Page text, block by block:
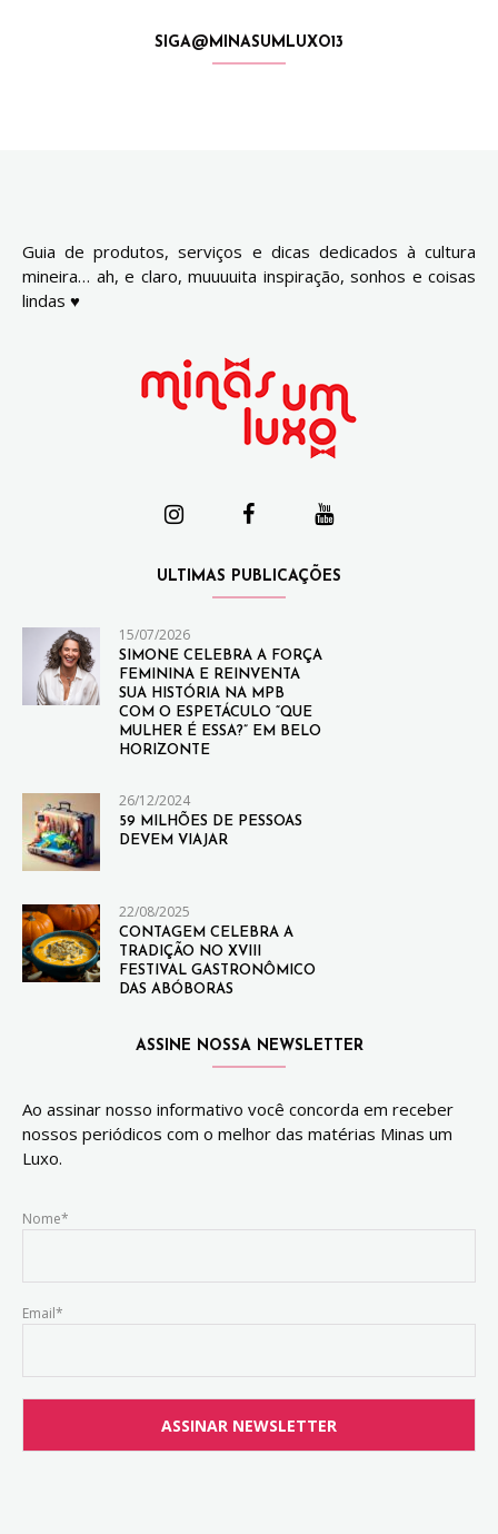
SIGA@MINASUMLUXO13
Guia de produtos, serviços e dicas dedicados à cultura
mineira… ah, e claro, muuuuita inspiração, sonhos e coisas
lindas ♥
ULTIMAS PUBLICAÇÕES
15/07/2026
SIMONE CELEBRA A FORÇA
FEMININA E REINVENTA
SUA HISTÓRIA NA MPB
COM O ESPETÁCULO “QUE
MULHER É ESSA?” EM BELO
HORIZONTE
26/12/2024
59 MILHÕES DE PESSOAS
DEVEM VIAJAR
22/08/2025
CONTAGEM CELEBRA A
TRADIÇÃO NO XVIII
FESTIVAL GASTRONÔMICO
DAS ABÓBORAS
ASSINE NOSSA NEWSLETTER
Ao assinar nosso informativo você concorda em receber
nossos periódicos com o melhor das matérias Minas um
Luxo.
Nome*
Email*